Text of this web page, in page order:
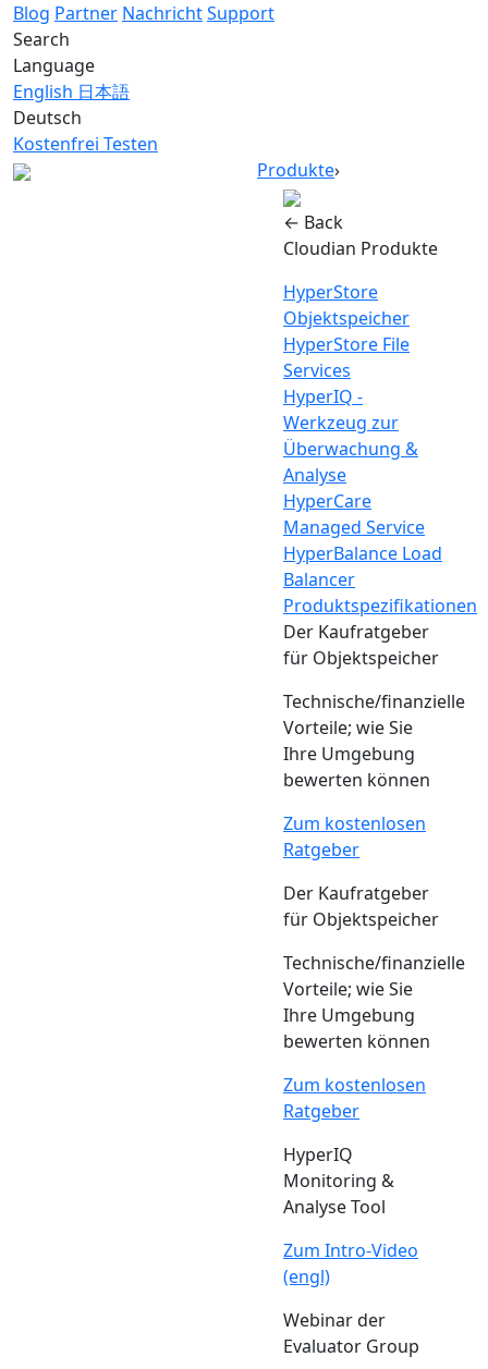
Blog Partner NachrichtSupport
Search
Language
English 日本語
Deutsch
Kostenfrei Testen
Produkte›
← Back
Cloudian Produkte
HyperStore
Objektspeicher
HyperStore File
Services
HyperIQ -
Werkzeug zur
Überwachung &
Analyse
HyperCare
Managed Service
HyperBalance Load
Balancer
Produktspezifikationen
Der Kaufratgeber
für Objektspeicher
Technische/finanzielle
Vorteile; wie Sie
Ihre Umgebung
bewerten können
Zum kostenlosen
Ratgeber
Der Kaufratgeber
für Objektspeicher
Technische/finanzielle
Vorteile; wie Sie
Ihre Umgebung
bewerten können
Zum kostenlosen
Ratgeber
HyperIQ
Monitoring &
Analyse Tool
Zum Intro-Video
(engl)
Webinar der
Evaluator Group